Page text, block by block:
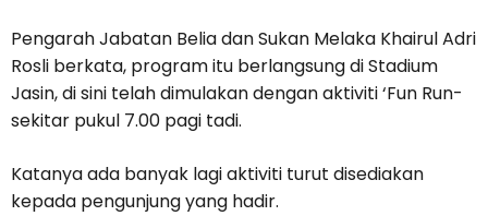
Pengarah Jabatan Belia dan Sukan Melaka Khairul Adri
Rosli berkata, program itu berlangsung di Stadium
Jasin, di sini telah dimulakan dengan aktiviti ‘Fun Run-
sekitar pukul 7.00 pagi tadi.
Katanya ada banyak lagi aktiviti turut disediakan
kepada pengunjung yang hadir.